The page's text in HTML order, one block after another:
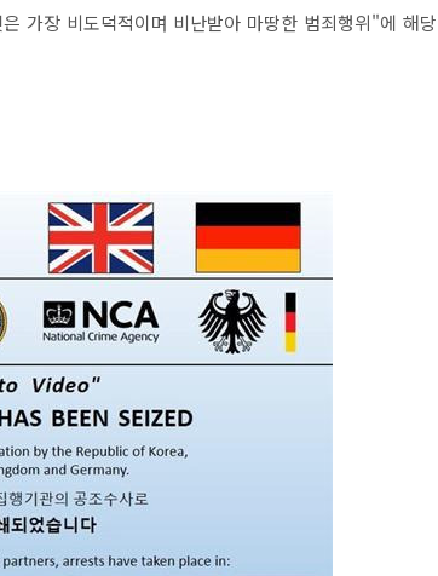
가장 비도덕적이며 비난받아 마땅한 범죄행위"에 해당